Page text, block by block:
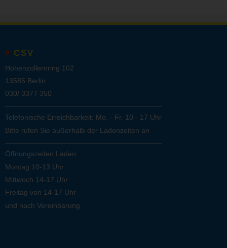
CSV
Hohenzollernring 102
13585 Berlin
030/ 3377 350
Telefonische Erreichbarkeit: Mo. - Fr. 10 - 17 Uhr
Bitte rufen Sie außerhalb der Ladenzeiten an
Öffnungszeiten Laden:
Montag 10-13 Uhr
Mittwoch 14-17 Uhr
Freitag von 14-17 Uhr
und nach Vereinbarung